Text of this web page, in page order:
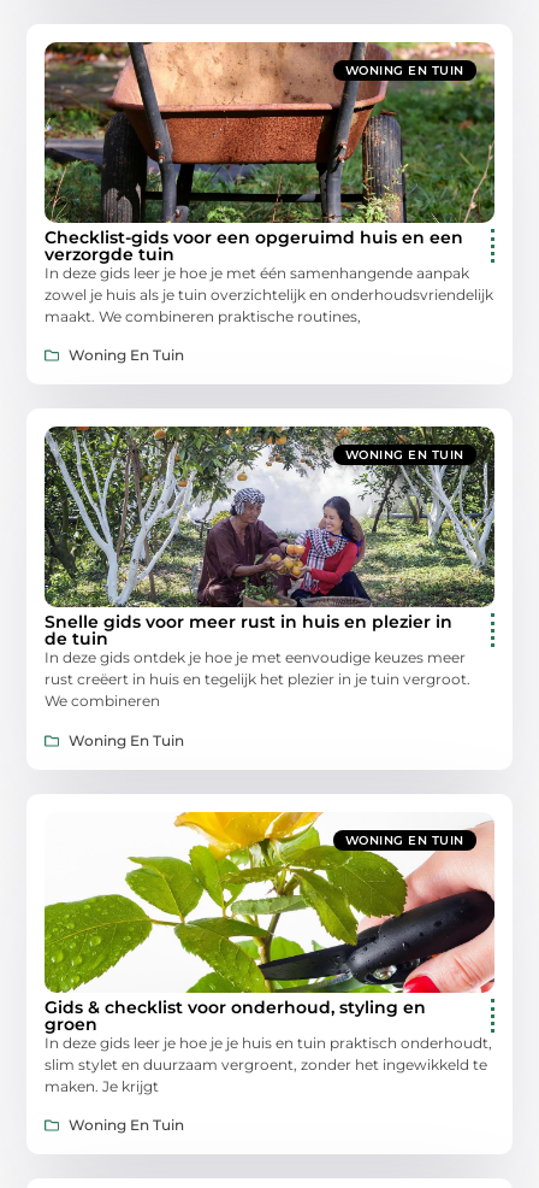
WONING EN TUIN
Checklist-gids voor een opgeruimd huis en een
verzorgde tuin
In deze gids leer je hoe je met één samenhangende aanpak
zowel je huis als je tuin overzichtelijk en onderhoudsvriendelijk
maakt. We combineren praktische routines,
Woning En Tuin
WONING EN TUIN
Snelle gids voor meer rust in huis en plezier in
de tuin
In deze gids ontdek je hoe je met eenvoudige keuzes meer
rust creëert in huis en tegelijk het plezier in je tuin vergroot.
We combineren
Woning En Tuin
WONING EN TUIN
Gids & checklist voor onderhoud, styling en
groen
In deze gids leer je hoe je je huis en tuin praktisch onderhoudt,
slim stylet en duurzaam vergroent, zonder het ingewikkeld te
maken. Je krijgt
Woning En Tuin